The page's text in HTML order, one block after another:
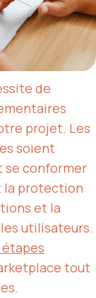
de
projet. Les
soient
se conformer
la protection
et la
utilisateurs.
étapes
tout